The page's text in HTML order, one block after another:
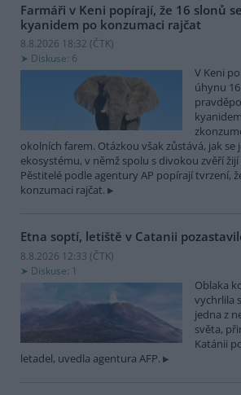
Farmáři v Keni popírají, že 16 slonů
kyanidem po konzumaci rajčat
8.8.2026 18:32 (ČTK)
Diskuse: 6
V Keni
úhynu
okolních farem. Otázkou však zůstává, jak se
ekosystému, v němž spolu s divokou zvěří
Pěstitelé podle agentury AP popírají tvrzení,
konzumaci rajčat.
Etna soptí, letiště v Catanii
8.8.2026 12:33 (ČTK)
Diskuse: 1
Oblaka
vychrlila
jedna z
světa,
Katánii
letadel, uvedla agentura AFP.